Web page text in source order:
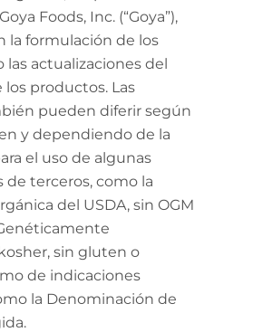
Foods, Inc. (“Goya”),
la formulación de los
las actualizaciones del
productos. Las
pueden diferir según
y dependiendo de la
el uso de algunas
de terceros, como la
del USDA, sin OGM
sin gluten o
de indicaciones
la Denominación de